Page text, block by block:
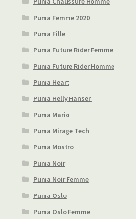
Puma Femme 2020
Puma Fille
Puma Future Rider Femme
Puma Future Rider Homme
Puma Heart
Puma Helly Hansen
Puma Mario
Puma Mirage Tech
Puma Mostro
Puma Noir
Puma Noir Femme
Puma Oslo
Puma Oslo Femme